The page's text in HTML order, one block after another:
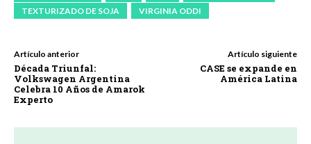
TEXTURIZADO DE SOJA
VIRGINIA ODDI
Artículo anterior
Década Triunfal:
Volkswagen Argentina
Celebra 10 Años de Amarok
Experto
Artículo siguiente
CASE se expande en
América Latina